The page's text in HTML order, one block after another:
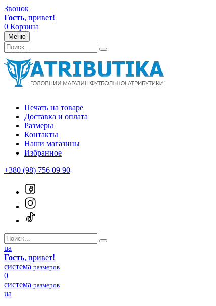
Звонок
Гость, привет!
0 Корзина
Меню
Печать на товаре
Доставка и оплата
Размеры
Контакты
Наши магазины
Избранное
+380 (98) 756 09 90
ua
Гость, привет!
система размеров
0
система размеров
ua